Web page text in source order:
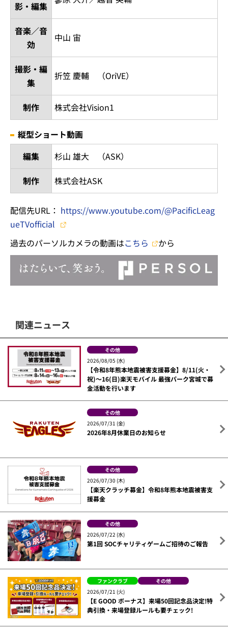
影・編集
音楽／音
効
中山 宙
撮影・編
集
折笠 慶輔 （OriVE）
制作 株式会社Vision1
縦型ショート動画
編集
杉山 雄大 （ASK）
制作
株式会社ASK
配信先URL： https://www.youtube.com/@PacificLeag
ueTVofficial
過去のパーソルカメラの動画はこちら から
関連ニュース
その他
2026/08/05 (水)
【令和8年熊本地震被害支援募金】8/11(火・
祝)～16(日)楽天モバイル 最強パーク宮城で募
金活動を行います
その他
2026/07/31 (金)
2026年8月休業日のお知らせ
その他
2026/07/30 (木)
【楽天クラッチ募金】令和8年熊本地震被害支
援募金
その他
2026/07/22 (水)
第1回 SOCチャリティゲームご招待のご報告
ファンクラブ
その他
2026/07/21 (火)
【E GOOD ボーナス】来場50回記念品決定!特
典引換・来場登録ルールも要チェック!